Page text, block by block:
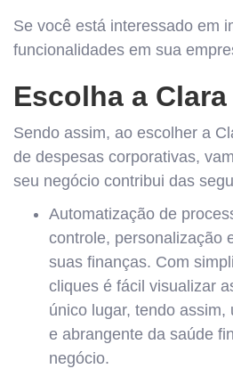
Se você está interessado em
funcionalidades em sua
Escolha a Clara
Sendo assim, ao escolher a
de despesas corporativas,
seu negócio contribui das
Automatização de
controle, personalização
suas finanças. Com
cliques é fácil visualizar
único lugar, tendo assim,
e abrangente da saúde
negócio.